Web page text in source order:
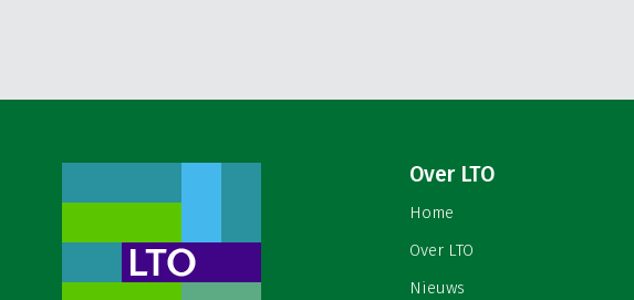
Over LTO
Home
Over LTO
Nieuws